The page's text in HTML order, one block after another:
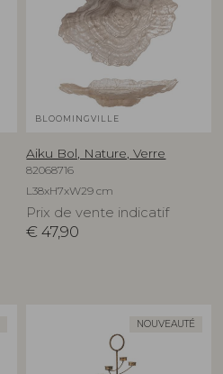
BLOOMINGVILLE
Aiku Bol, Nature, Verre
82068716
L38xH7xW29 cm
Prix de vente indicatif
€ 47,90
NOUVEAUTÉ